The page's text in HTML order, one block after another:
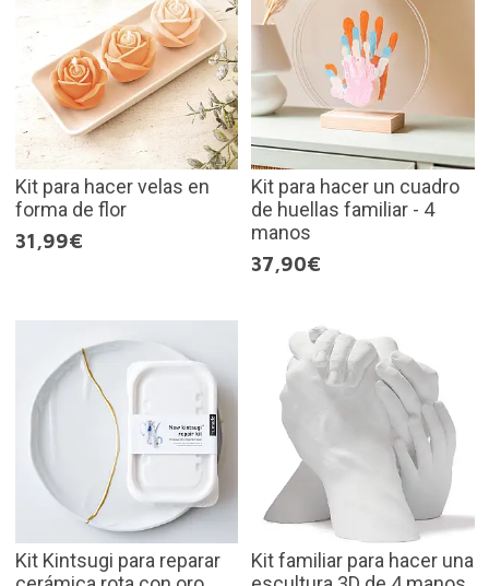
Kit para hacer velas en
forma de flor
31,99€
Kit para hacer un cuadro
de huellas familiar - 4
manos
37,90€
Kit Kintsugi para reparar
Kit familiar para hacer una